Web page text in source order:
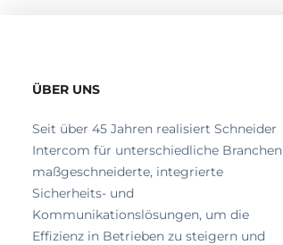
ÜBER UNS
Seit über 45 Jahren realisiert Schneider
Intercom für unterschiedliche Branchen
maßgeschneiderte, integrierte
Sicherheits- und
Kommunikationslösungen, um die
Effizienz in Betrieben zu steigern und